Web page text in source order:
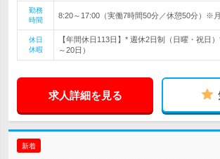
勤務
時間
8:20～17:00（実働7時間50分／休憩50分）※
休日
休暇
【年間休日113日】* 週休2日制（日曜・祝日
～20日）
求人詳細を見る
新着